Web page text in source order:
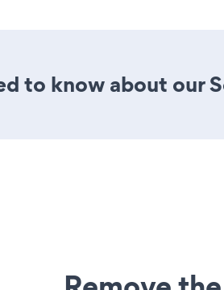
to know about our